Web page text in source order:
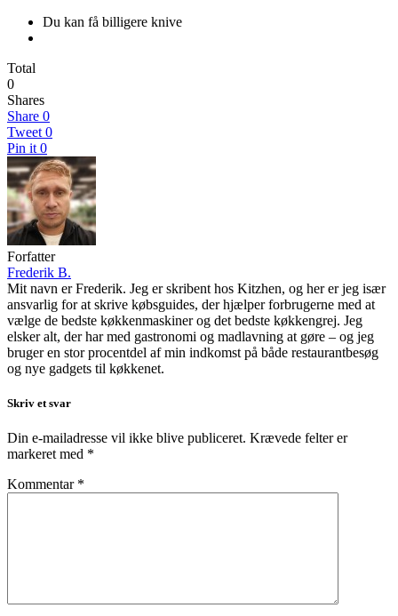
Du kan få billigere knive
Total
0
Shares
Share 0
Tweet 0
Pin it 0
Forfatter
Frederik B.
Mit navn er Frederik. Jeg er skribent hos Kitzhen, og her er jeg især
ansvarlig for at skrive købsguides, der hjælper forbrugerne med at
vælge de bedste køkkenmaskiner og det bedste køkkengrej. Jeg
elsker alt, der har med gastronomi og madlavning at gøre – og jeg
bruger en stor procentdel af min indkomst på både restaurantbesøg
og nye gadgets til køkkenet.
Skriv et svar
Din e-mailadresse vil ikke blive publiceret. Krævede felter er
markeret med *
Kommentar *